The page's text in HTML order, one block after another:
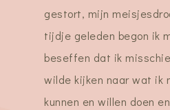
gestort, mijn
tijdje geleden begon ik
beseffen dat ik
wilde kijken naar wat ik
kunnen en willen doen